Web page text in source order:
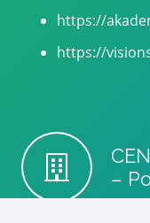
https://
https://
–